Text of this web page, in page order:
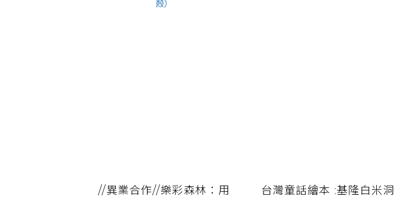
//異業合作//樂彩森林：用
台灣童話繪本 :基隆白米洞